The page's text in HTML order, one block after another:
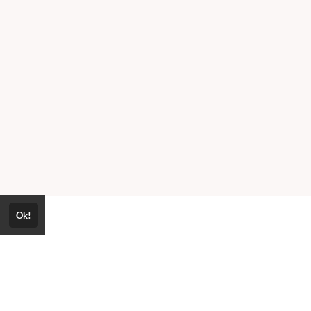
Ok!